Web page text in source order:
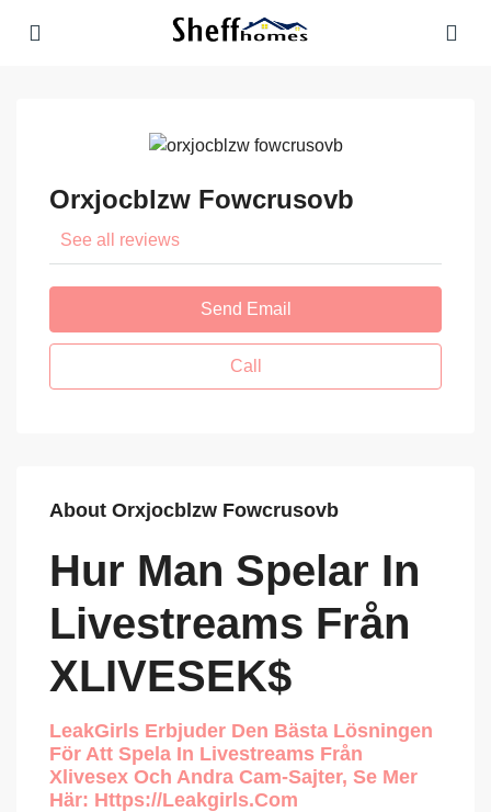
Orxjocblzw Fowcrusovb
See all reviews
Send Email
Call
About Orxjocblzw Fowcrusovb
Hur Man Spelar In
Livestreams Från
XLIVESEK$
LeakGirls Erbjuder Den Bästa Lösningen
För Att Spela In Livestreams Från
Xlivesex Och Andra Cam-Sajter, Se Mer
Här: Https://leakgirls.com